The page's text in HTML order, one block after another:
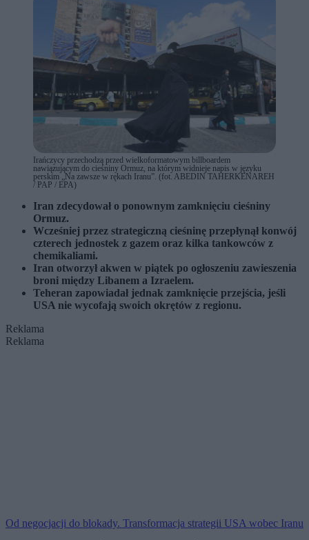
Irańczycy przechodzą przed wielkoformatowym billboardem
nawiązującym do cieśniny Ormuz, na którym widnieje napis w języku
perskim „Na zawsze w rękach Iranu”. (fot. ABEDIN TAHERKENAREH
/ PAP / EPA)
Iran zdecydował o ponownym zamknięciu cieśniny
Ormuz.
Wcześniej przez strategiczną cieśninę przepłynął konwój
czterech jednostek z gazem oraz kilka tankowców z
chemikaliami.
Iran otworzył akwen w piątek po ogłoszeniu zawieszenia
broni między Libanem a Izraelem.
Teheran zapowiadał jednak zamknięcie przejścia, jeśli
USA nie wycofają swoich okrętów z regionu.
Reklama
Reklama
Od negocjacji do blokady. Transformacja strategii USA wobec Iranu